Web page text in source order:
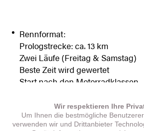
Rennformat:
Prologstrecke: ca. 13 km
Zwei Läufe (Freitag & Samstag)
Beste Zeit wird gewertet
Start nach den Motorradklassen
Bedingungen:
Wir respektieren Ihre
Um Ihnen die bestmögliche
verwenden wir und Drittanbieter